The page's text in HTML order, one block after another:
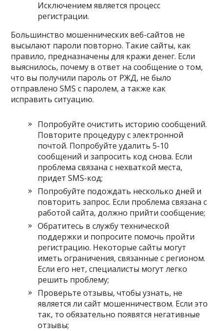
Исключением является процесс
регистрации.
Большинство мошеннических веб-сайтов не
высылают пароли повторно. Такие сайты, как
правило, предназначены для кражи денег. Если
выяснилось, почему в ответ на сообщение о том,
что вы получили пароль от РЖД, не было
отправлено SMS с паролем, а также как
исправить ситуацию.
Попробуйте очистить историю сообщений.
Повторите процедуру с электронной
почтой. Попробуйте удалить 5-10
сообщений и запросить код снова. Если
проблема связана с нехваткой места,
придет SMS-код;
Попробуйте подождать несколько дней и
повторить запрос. Если проблема связана с
работой сайта, должно прийти сообщение;
Обратитесь в службу технической
поддержки и попросите помочь пройти
регистрацию. Некоторые сайты могут
иметь ограничения, связанные с регионом.
Если его нет, специалисты могут легко
решить проблему;
Проверьте отзывы, чтобы узнать, не
является ли сайт мошенничеством. Если это
так, то обязательно появятся негативные
отзывы;